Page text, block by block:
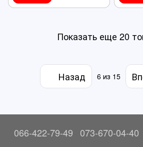
Показать еще 20
Назад 6 из 15
066-422-79-49 073-670-04-40